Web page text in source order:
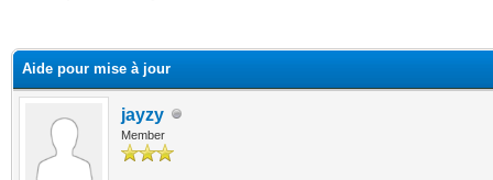
Aide pour mise à jour
jayzy
Member